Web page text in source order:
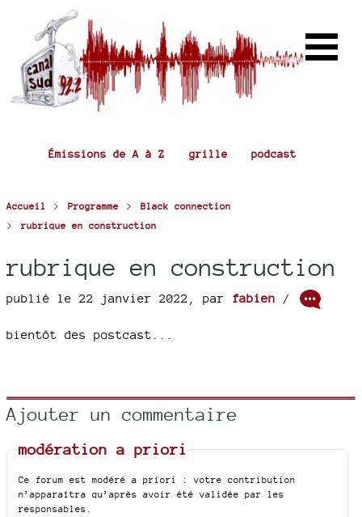
Émissions de A à Z grille podcast
Accueil > Programme > Black connection
> rubrique en construction
rubrique en construction
publié le 22 janvier 2022 par fabien /
bientôt des postcast...
Ajouter un commentaire
modération a priori
Ce forum est modéré a priori : votre contribution
n’apparaîtra qu’après avoir été validée par les
responsables.